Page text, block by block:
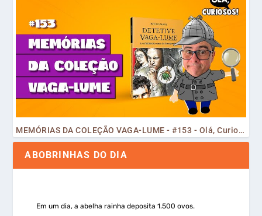
MEMÓRIAS DA COLEÇÃO VAGA-LUME - #153 - Olá, Curiosos! 2023
ABOBRINHAS DO DIA
Em um dia, a abelha rainha deposita 1.500 ovos.